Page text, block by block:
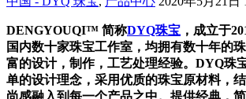
DENGYOUQI™ 简称DYQ珠宝 ，成立于
国内数十家珠宝工作室，均拥有数十年的
富的设计，制作，工艺处理经验。DYQ珠
单的设计理念，采用优质的珠宝原材料，
尚感融入到每一个产品之中。提供经典，